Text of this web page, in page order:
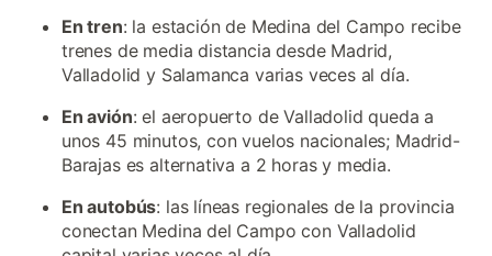
En tren: la estación de Medina del Campo recibe
trenes de media distancia desde Madrid,
Valladolid y Salamanca varias veces al día.
En avión: el aeropuerto de Valladolid queda a
unos 45 minutos, con vuelos nacionales; Madrid-
Barajas es alternativa a 2 horas y media.
En autobús: las líneas regionales de la provincia
conectan Medina del Campo con Valladolid